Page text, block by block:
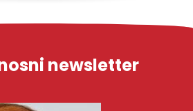
newsletter